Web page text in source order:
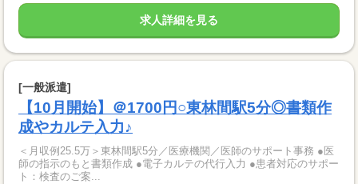
求人詳細を見る
[一般派遣]
【10月開始】＠1700円○東林間駅5分◎書類作
成やカルテ入力♪
＜月収例25.5万＞東林間駅5分／医療機関／医師のサポート事務 ●医
師の指示のもと書類作成 ●電子カルテの代行入力 ●患者対応のサポー
ト：検査のご案...